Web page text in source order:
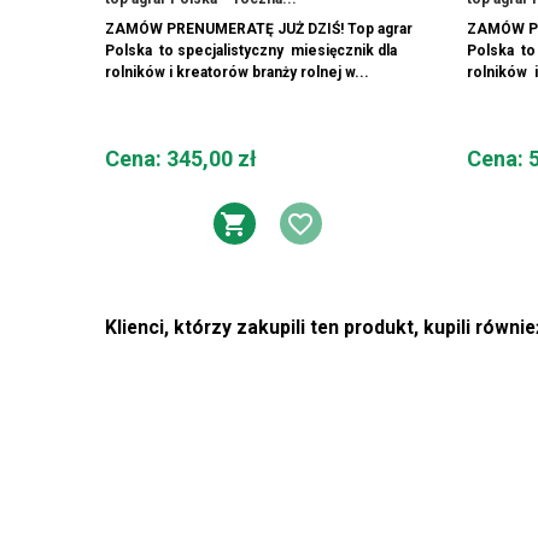
ZAMÓW PRENUMERATĘ JUŻ DZIŚ! Top agrar
Polska to specjalistyczny miesięcznik dla
rolników i kreatorów branży rolnej w...
Cena
Cena: 345,00 zł
DODAJ DO KOSZYKA
DODAJ DO
ZAMÓW
Polska
rolników
Cena
Cena:
Klienci, którzy zakupili ten produkt, kupili